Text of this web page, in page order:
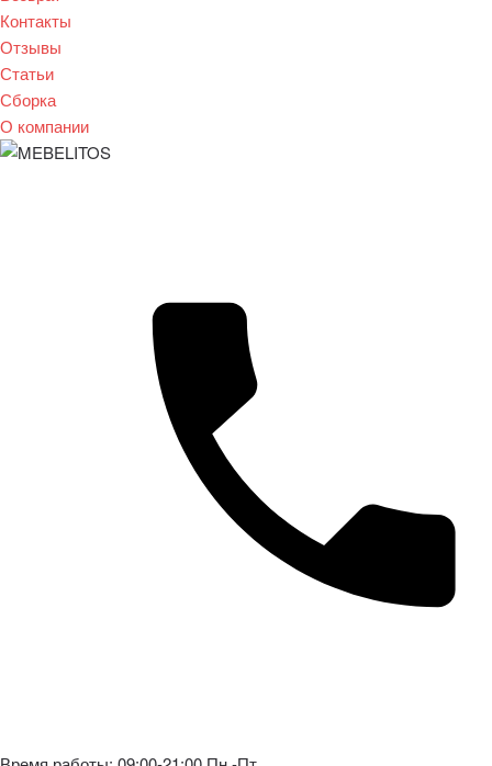
Контакты
Отзывы
Статьи
Сборка
О компании